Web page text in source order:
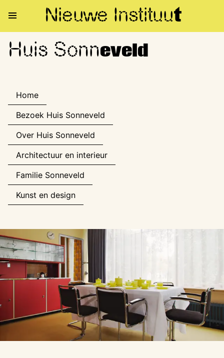
Nieuwe Instituut
Huis Sonneveld
Huis Sonneveld
Home
Bezoek Huis Sonneveld
Over Huis Sonneveld
Architectuur en interieur
Familie Sonneveld
Kunst en design